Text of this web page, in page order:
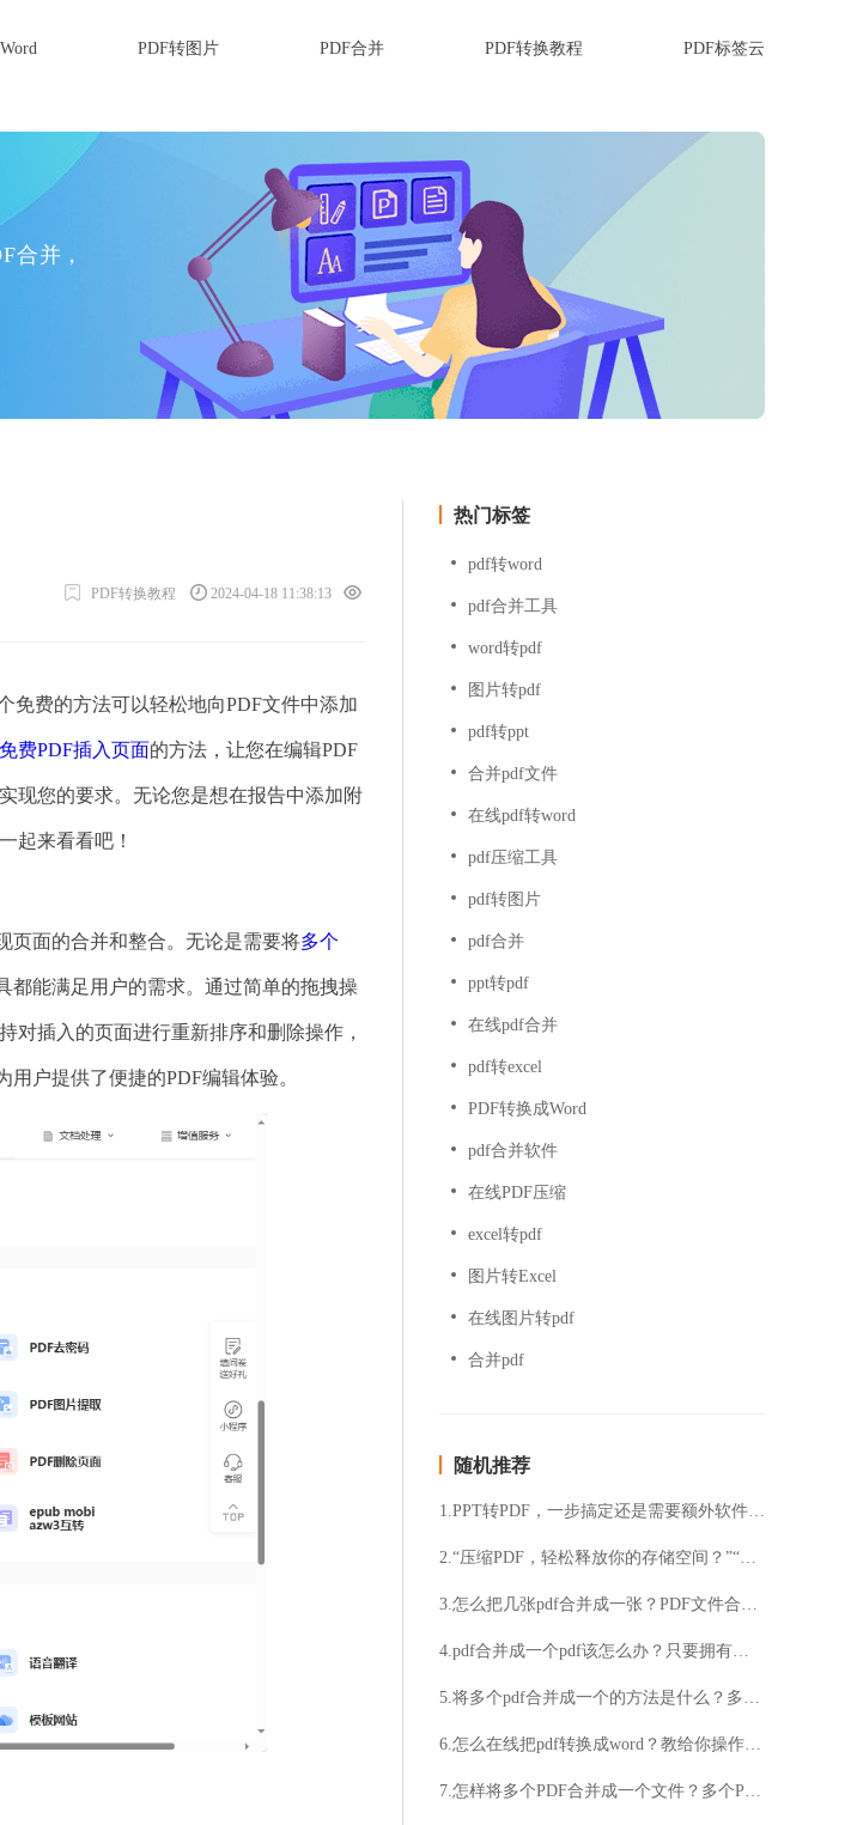
PDF转图片 PDF合并 PDF转换教程 PDF标签云
合并，
PDF转换教程 2024-04-18 11:38:13
免费的方法可以轻松地向PDF文件中添加
免费PDF插入页面的方法，让您在编辑PDF
现您的要求。无论您是想在报告中添加附
起来看看吧！
页面的合并和整合。无论是需要将多个
都能满足用户的需求。通过简单的拖拽操
对插入的页面进行重新排序和删除操作，
户提供了便捷的PDF编辑体验。
热门标签
pdf转word
pdf合并工具
word转pdf
图片转pdf
pdf转ppt
合并pdf文件
在线pdf转word
pdf压缩工具
pdf转图片
pdf合并
ppt转pdf
在线pdf合并
pdf转excel
PDF转换成Word
pdf合并软件
在线PDF压缩
excel转pdf
图片转Excel
在线图片转pdf
合并pdf
随机推荐
1.PPT转PDF，一步搞定还是需要额外软件？PPT转PDF，有没有更简单的方法？
2.“压缩PDF，轻松释放你的存储空间？”“想要快速压缩PDF文件大小吗？”
3.怎么把几张pdf合并成一张？PDF文件合并方法分享
4.pdf合并成一个pdf该怎么办？只要拥有福昕PDF365就会很简单！
5.将多个pdf合并成一个的方法是什么？多个pdf进行合并的方法详解
6.怎么在线把pdf转换成word？教给你操作方法
7.怎样将多个PDF合并成一个文件？多个PDF文件如何合并为一个？